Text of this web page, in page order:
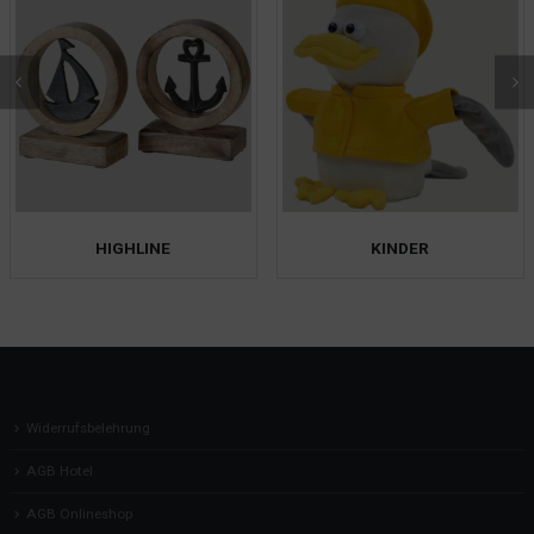
HIGHLINE KINDER
Widerrufsbelehrung
AGB Hotel
AGB Onlineshop